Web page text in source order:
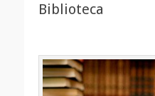
Biblioteca